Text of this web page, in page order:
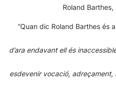
Roland Barthes,
“Quan dic Roland Barthes és
d’ara endavant ell és
esdevenir vocació,